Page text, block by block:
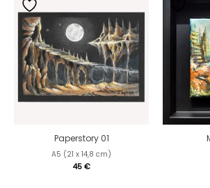
Paperstory 01
A5 (21 x 14,8 cm)
45 €